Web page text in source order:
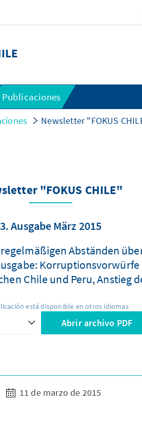
Publicaciones
Newsletter "FOKUS
"FOKUS CHILE"
3. Ausgabe März 2015
Abständen
Chile und Peru, Anstieg
está disponible en otros idiomas
Abrir archivo PDF
11 de marzo de 2015